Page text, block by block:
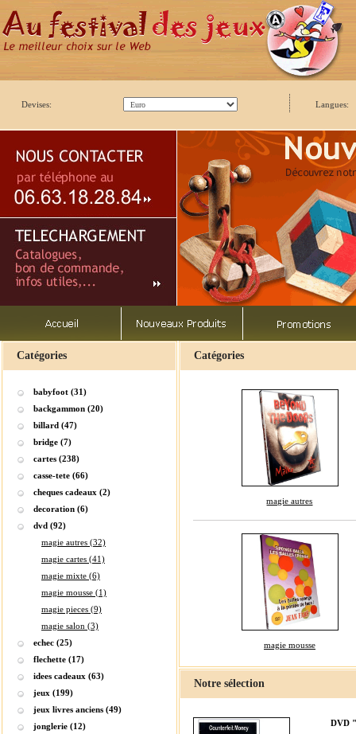
Devises: Langues:
Catégories
babyfoot (31)
backgammon (20)
billard (47)
bridge (7)
cartes (238)
casse-tete (66)
cheques cadeaux (2)
decoration (6)
dvd (92)
magie autres (32)
magie cartes (41)
magie mixte (6)
magie mousse (1)
magie pieces (9)
magie salon (3)
echec (25)
flechette (17)
idees cadeaux (63)
jeux (199)
jeux livres anciens (49)
jonglerie (12)
Catégories
magie autres
magie mousse
Notre sélection
DVD